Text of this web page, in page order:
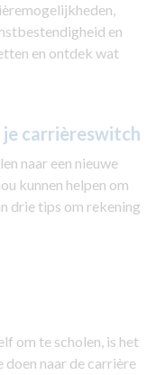
en
en ontdek wat
je carrièreswitch
naar een nieuwe
kunnen helpen om
drie tips om rekening
om te scholen, is het
naar de carrière